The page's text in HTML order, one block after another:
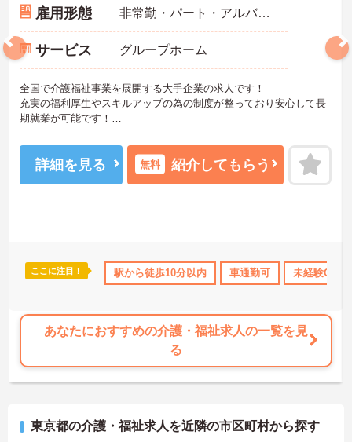
休･介護休暇取得実績あり 社会保険完備 交通費支給
雇用形態 非常勤・パート・アルバイト
サービス グループホーム
全国で介護福祉事業を展開する大手企業の求人です！
充実の福利厚生やスキルアップの為の制度が整っており安心して長
期就業が可能です！
すのでお気軽にご相談ください。
詳細を見る 無料 紹介してもらう
ここに注目！ 駅から徒歩10分以内 車通勤可 未経験OK
あなたにおすすめの介護・福祉求人の一覧を見
る
東京都の介護・福祉求人を近隣の市区町村から探す